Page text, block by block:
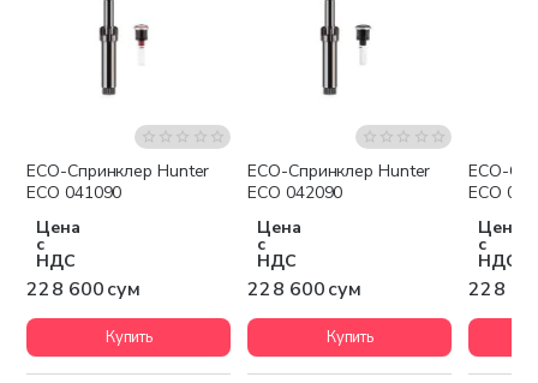
ECO-Спринклер Hunter
ECO 041090
Цена
с
НДС
228 600 сум
Купить
ECO-Спринклер Hunter
ECO 042090
Цена
с
НДС
228 600 сум
Купить
ECO-
ECO
Цена
с
НДС
228